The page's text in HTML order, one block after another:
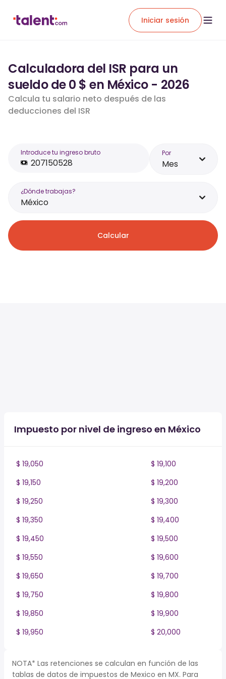
Iniciar sesión
Calculadora del ISR para un
sueldo de 0 $ en México - 2026
Calcula tu salario neto después de las
deducciones del ISR
Introduce tu ingreso bruto Por
Mes
¿Dónde trabajas?
México
Calcular
Impuesto por nivel de ingreso en México
$ 19,050
$ 19,100
$ 19,150
$ 19,200
$ 19,250
$ 19,300
$ 19,350
$ 19,400
$ 19,450
$ 19,500
$ 19,550
$ 19,600
$ 19,650
$ 19,700
$ 19,750
$ 19,800
$ 19,850
$ 19,900
$ 19,950
$ 20,000
NOTA* Las retenciones se calculan en función de las
tablas de datos de impuestos de Mexico en MX. Para